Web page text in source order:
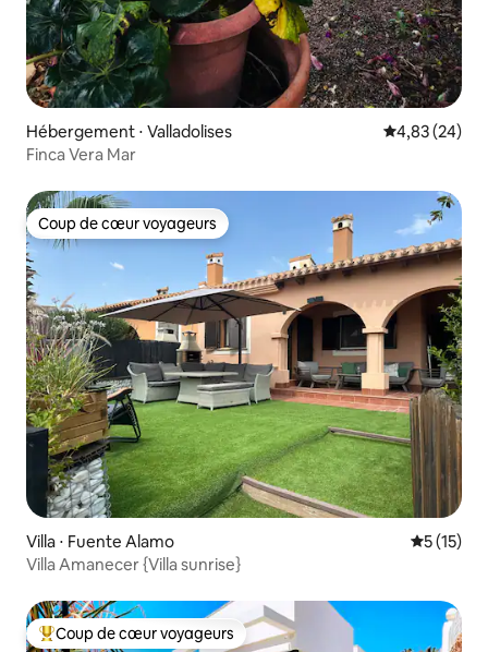
Hébergement ⋅ Valladolises Évaluation
4,83 (24)
Finca Vera Mar
Coup de cœur voyageurs
Coup de cœur voyageurs
Villa ⋅ Fuente Alamo
5 (15)
Villa Amanecer {Villa sunrise}
Coups de cœur voyageurs les plus appréciés
Coup de cœur voyageurs